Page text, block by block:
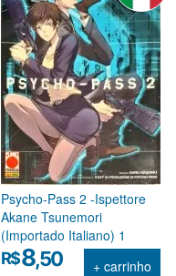
Psycho-Pass 2 -Ispettore
Akane Tsunemori
(Importado Italiano) 1
R$8,50 + carrinho